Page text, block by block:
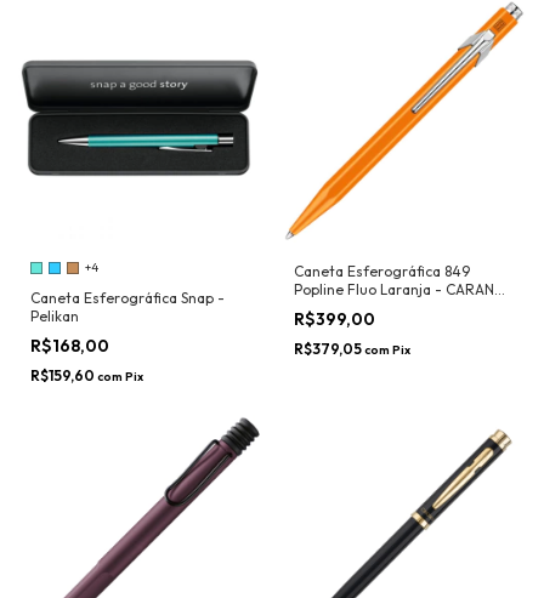
+4
Caneta Esferográfica Snap -
Pelikan
R$168,00
R$159,60 com Pix
Caneta Esferográfica 849
Popline Fluo Laranja - CARAN
D'ACHE
R$399,00
R$379,05com Pix